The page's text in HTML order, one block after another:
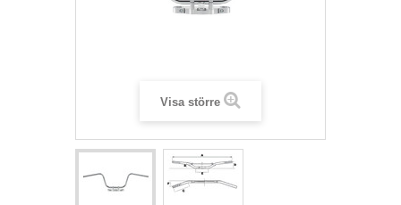
Visa större